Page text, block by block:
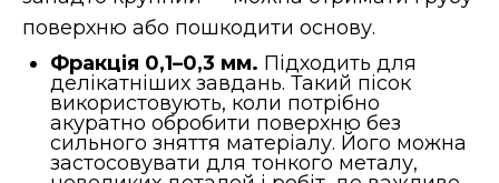
поверхню або пошкодити основу.
Фракція 0,1–0,3 мм. Підходить для
делікатніших завдань. Такий пісок
використовують, коли потрібно
акуратно обробити поверхню без
сильного зняття матеріалу. Його можна
застосовувати для тонкого металу,